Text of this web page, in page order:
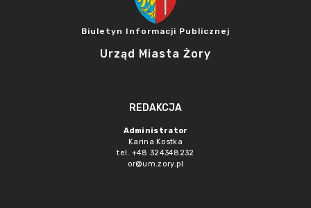
Biuletyn Informacji Publicznej
Urząd Miasta Żory
REDAKCJA
Administrator
Karina Kostka
tel. +48 324348232
or@um.zory.pl